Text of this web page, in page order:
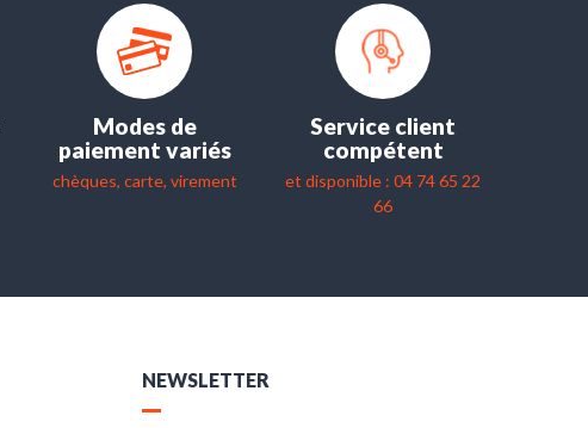
Modes de
paiement variés
chèques, carte, virement
Service client
compétent
et disponible : 04 74 65 22
66
NEWSLETTER